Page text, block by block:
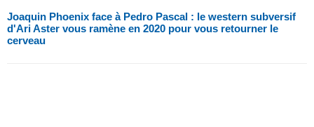
Joaquin Phoenix face à Pedro Pascal : le western subversif
d'Ari Aster vous ramène en 2020 pour vous retourner le
cerveau